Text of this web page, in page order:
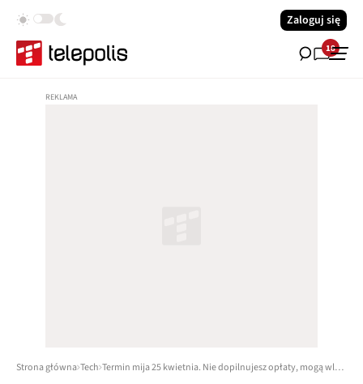
Zaloguj się
18
Strona główna Tech Termin mija 25 kwietnia. Nie dopilnujesz opłaty, mogą wlepić ci karę